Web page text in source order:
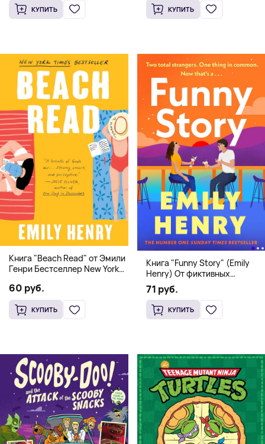
КУПИТЬ КУПИТЬ
Книга "Beach Read" от Эмили
Генри Бестселлер New York
60 руб.
КУПИТЬ
Книга "Funny Story" (Emily
Henry) От фиктивных
свиданий к реальной любви
71 руб.
КУПИТЬ